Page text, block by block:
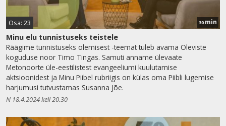
Osa: 23 30 min
Minu elu tunnistuseks teistele
Räägime tunnistuseks olemisest -teemat tuleb avama Oleviste
koguduse noor Timo Tingas. Samuti anname ülevaate
Metonoorte üle-eestilistest evangeeliumi kuulutamise
aktsioonidest ja Minu Piibel rubriigis on külas oma Piibli lugemise
harjumusi tutvustamas Susanna Jõe.
N 18.4.2024 kell 20.30